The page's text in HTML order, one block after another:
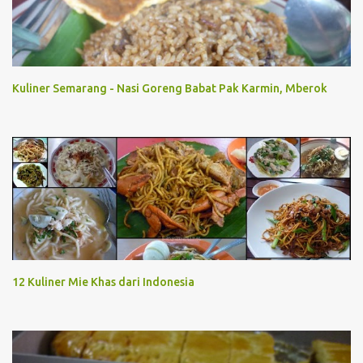
Kuliner Semarang - Nasi Goreng Babat Pak Karmin, Mberok
12 Kuliner Mie Khas dari Indonesia